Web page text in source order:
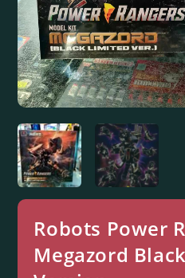
Robots Power
Megazord